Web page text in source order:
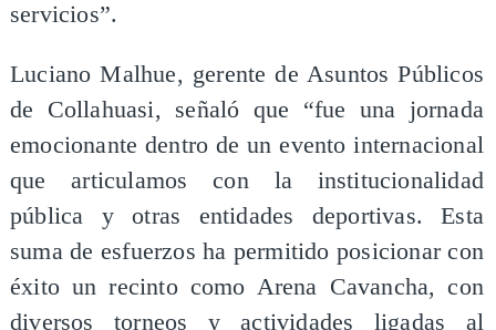
servicios”.
Luciano Malhue, gerente de Asuntos Públicos
de Collahuasi, señaló que “fue una jornada
emocionante dentro de un evento internacional
que articulamos con la institucionalidad
pública y otras entidades deportivas. Esta
suma de esfuerzos ha permitido posicionar con
éxito un recinto como Arena Cavancha, con
diversos torneos y actividades ligadas al